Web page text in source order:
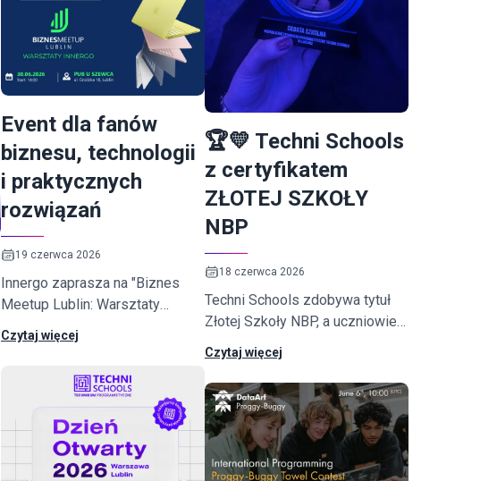
Event dla fanów
biznesu, technologii
i praktycznych
rozwiązań
19 czerwca 2026
Innergo zaprasza na "Biznes
Meetup Lublin: Warsztaty
INNERGO".
Czytaj więcej
🏆💛 Techni Schools
z certyfikatem
ZŁOTEJ SZKOŁY
NBP
18 czerwca 2026
Techni Schools zdobywa tytuł
Złotej Szkoły NBP, a uczniowie
wyróżnienie w kategorii "Debata
Szkolna". To elitarny,
ogólnopolski program
edukacyjny.
Czytaj więcej